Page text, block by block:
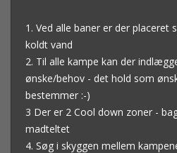
1. Ved alle baner er der placeret
koldt vand
2. Til alle kampe kan der
ønske/behov - det hold som
bestemmer :-)
3 Der er 2 Cool down zoner -
madteltet
4. Søg i skyggen mellem